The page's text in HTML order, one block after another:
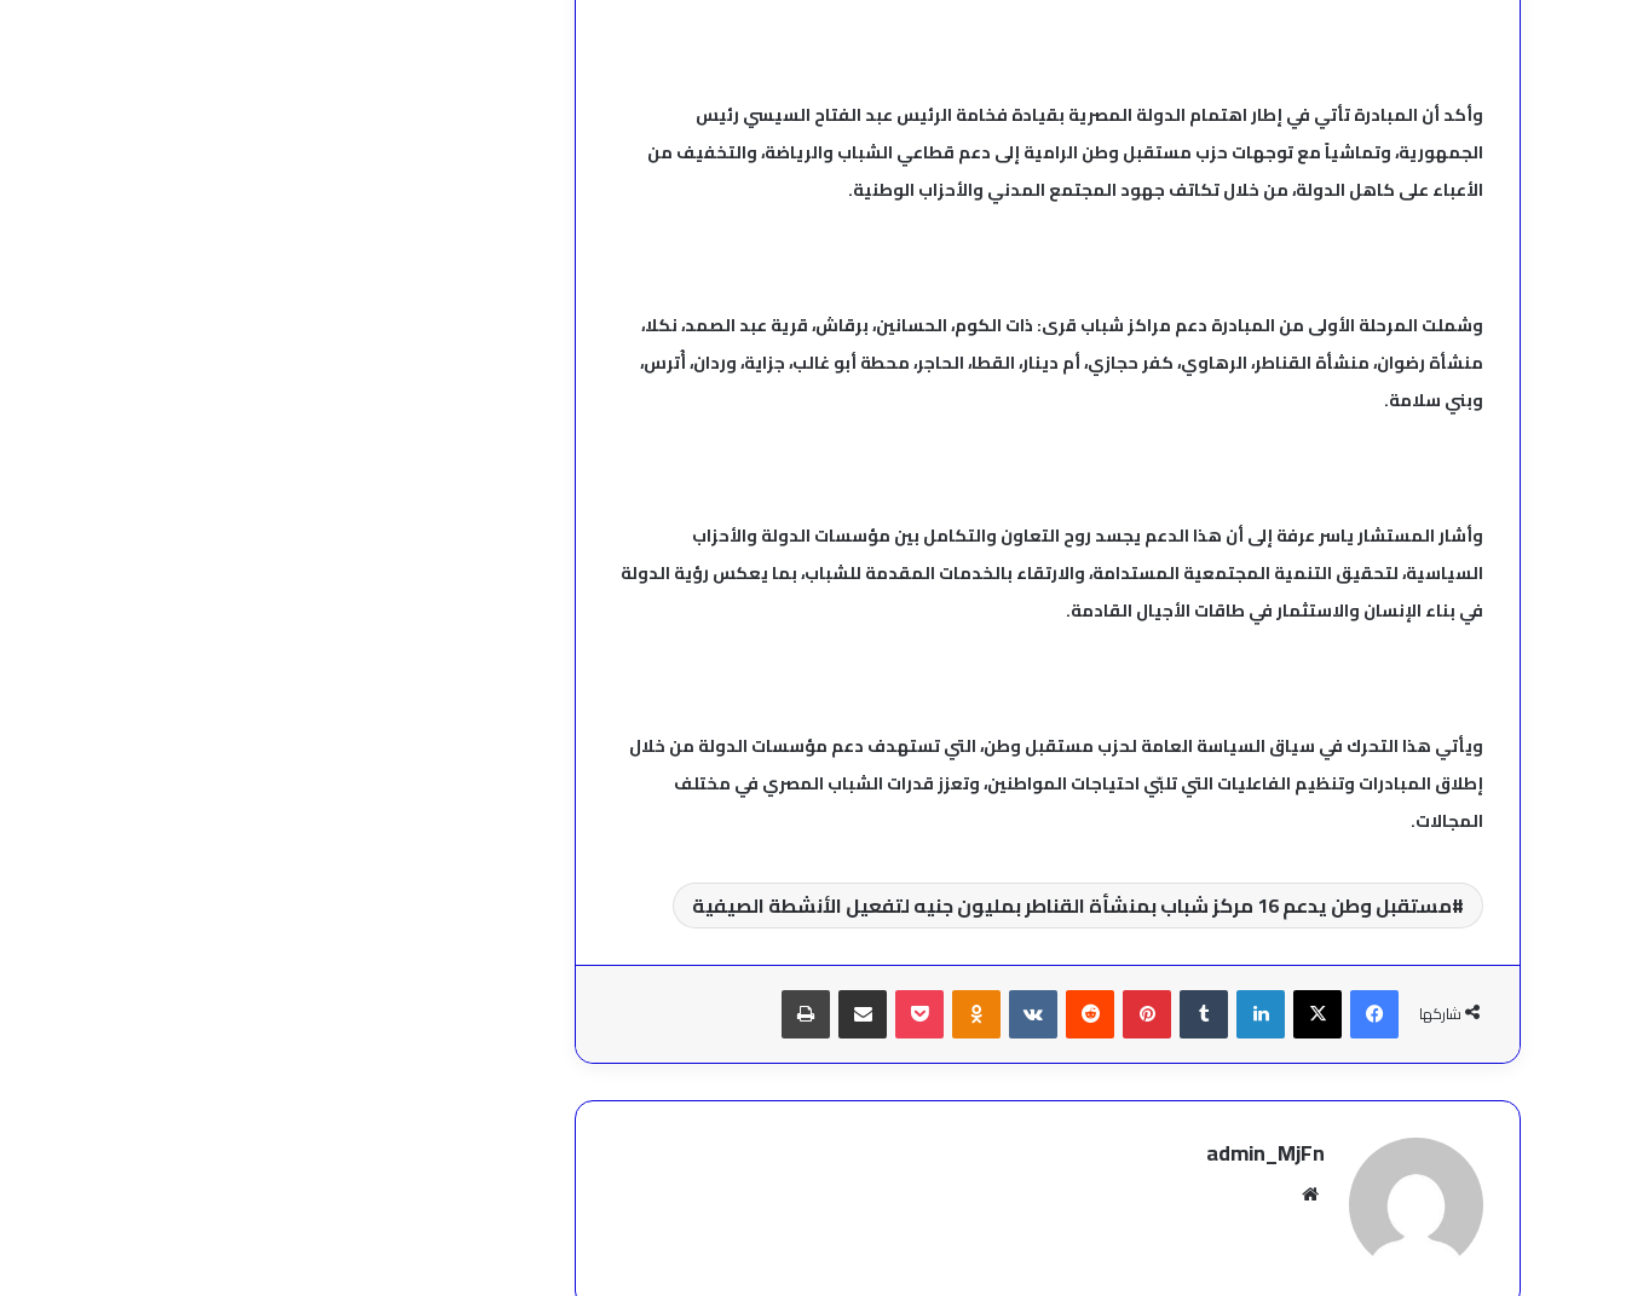
وأكد أن المبادرة تأتي في إطار اهتمام الدولة المصرية بقيادة فخامة الرئيس عبد الفتاح السيسي رئيس
الجمهورية، وتماشياً مع توجهات حزب مستقبل وطن الرامية إلى دعم قطاعي الشباب والرياضة، والتخفيف من
الأعباء على كاهل الدولة، من خلال تكاتف جهود المجتمع المدني والأحزاب الوطنية.
وشملت المرحلة الأولى من المبادرة دعم مراكز شباب قرى: ذات الكوم، الحسانين، برقاش، قرية عبد الصمد، نكلا،
منشأة رضوان، منشأة القناطر، الرهاوي، كفر حجازي، أم دينار، القطا، الحاجر، محطة أبو غالب، جزاية، وردان، أُترس،
وبني سلامة.
وأشار المستشار ياسر عرفة إلى أن هذا الدعم يجسد روح التعاون والتكامل بين مؤسسات الدولة والأحزاب
السياسية، لتحقيق التنمية المجتمعية المستدامة، والارتقاء بالخدمات المقدمة للشباب، بما يعكس رؤية الدولة
في بناء الإنسان والاستثمار في طاقات الأجيال القادمة.
ويأتي هذا التحرك في سياق السياسة العامة لحزب مستقبل وطن، التي تستهدف دعم مؤسسات الدولة من خلال
إطلاق المبادرات وتنظيم الفاعليات التي تلبّي احتياجات المواطنين، وتعزز قدرات الشباب المصري في مختلف
المجالات.
مستقبل وطن يدعم 16 مركز شباب بمنشأة القناطر بمليون جنيه لتفعيل الأنشطة الصيفية
شاركها
فيسبوك‫X لينكدإن بينتيريست Odnoklassniki
‫Pocket مشاركة عبر البريد طباعة
admin_MjFn